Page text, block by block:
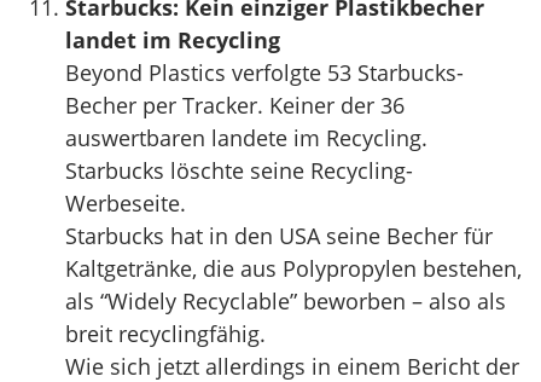
Starbucks: Kein einziger Plastikbecher
landet im Recycling
Beyond Plastics verfolgte 53 Starbucks-
Becher per Tracker. Keiner der 36
auswertbaren landete im Recycling.
Starbucks löschte seine Recycling-
Werbeseite.
Starbucks hat in den USA seine Becher für
Kaltgetränke, die aus Polypropylen bestehen,
als “Widely Recyclable” beworben – also als
breit recyclingfähig.
Wie sich jetzt allerdings in einem Bericht der